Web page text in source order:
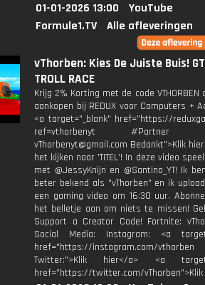
01-01-2026 13:00
YouTube
Formule1.TV
Alle afleveringen
vThorben: Kies De Juiste Buis!
TROLL RACE
Krijg 2% Korting met de code VTHORBEN
aankopen bij REDUX voor Computers +
<a target="_blank" href="https://
ref=vthorbenyt #Partner
vThorbenyt@gmail.com Bedankt">Klik
het kijken naar 'TITEL'! In deze video
met @JessyKnijn en @Santino_YT! Ik
beter bekend als "vThorben" en ik
een gaming video om 16:30 uur.
het belletje aan om niets te missen!
Support a Creator Code! Fortnite:
Social Media: Instagram: <a
href="https://instagram.com/vthorben
Twitter:">Klik hier</a> <a
href="https://twitter.com/